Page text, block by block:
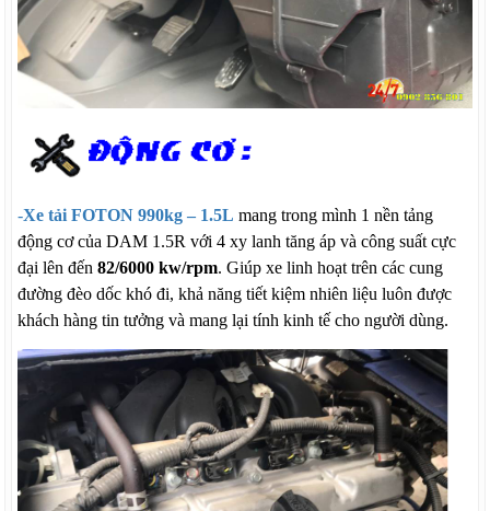
-Xe tải FOTON 990kg – 1.5L mang trong mình 1 nền tảng
động cơ của DAM 1.5R với 4 xy lanh tăng áp và công suất cực
đại lên đến82/6000 kw/rpm. Giúp xe linh hoạt trên các cung
đường đèo dốc khó đi, khả năng tiết kiệm nhiên liệu luôn được
khách hàng tin tưởng và mang lại tính kinh tế cho người dùng.